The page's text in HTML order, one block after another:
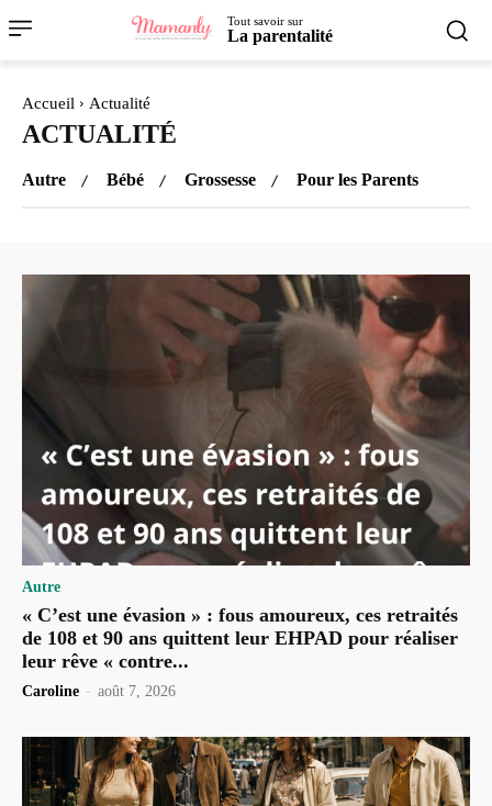
Tout savoir sur
La parentalité
Accueil Actualité
ACTUALITÉ
Autre Bébé Grossesse Pour les Parents
Autre
« C’est une évasion » : fous amoureux, ces retraités
de 108 et 90 ans quittent leur EHPAD pour réaliser
leur rêve « contre...
Caroline - août 7, 2026